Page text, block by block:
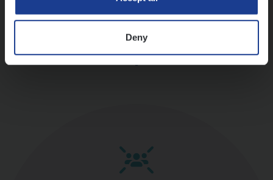
Deny
Ons sollicitatieproces